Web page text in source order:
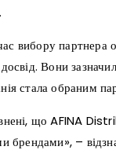
вибору партнера
досвід. Вони
стала обраним
що AFINA
брендами», –